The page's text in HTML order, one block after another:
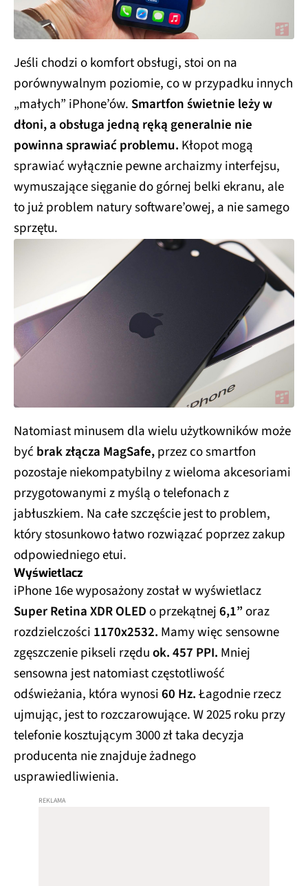
Jeśli chodzi o komfort obsługi, stoi on na
porównywalnym poziomie, co w przypadku innych
„małych” iPhone’ów. Smartfon świetnie leży w
dłoni, a obsługa jedną ręką generalnie nie
powinna sprawiać problemu. Kłopot mogą
sprawiać wyłącznie pewne archaizmy interfejsu,
wymuszające sięganie do górnej belki ekranu, ale
to już problem natury software’owej, a nie samego
sprzętu.
Natomiast minusem dla wielu użytkowników może
być brak złącza MagSafe,przez co smartfon
pozostaje niekompatybilny z wieloma akcesoriami
przygotowanymi z myślą o telefonach z
jabłuszkiem. Na całe szczęście jest to problem,
który stosunkowo łatwo rozwiązać poprzez zakup
odpowiedniego etui.
Wyświetlacz
iPhone 16e wyposażony został w wyświetlacz
Super Retina XDR OLEDo przekątnej6,1”oraz
rozdzielczości 1170x2532. Mamy więc sensowne
zgęszczenie pikseli rzęduok. 457 PPI. Mniej
sensowna jest natomiast częstotliwość
odświeżania, która wynosi60 Hz.Łagodnie rzecz
ujmując, jest to rozczarowujące. W 2025 roku przy
telefonie kosztującym 3000 zł taka decyzja
producenta nie znajduje żadnego
usprawiedliwienia.